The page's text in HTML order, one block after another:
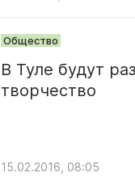
Общество
В Туле будут
творчество
15.02.2016, 08:05